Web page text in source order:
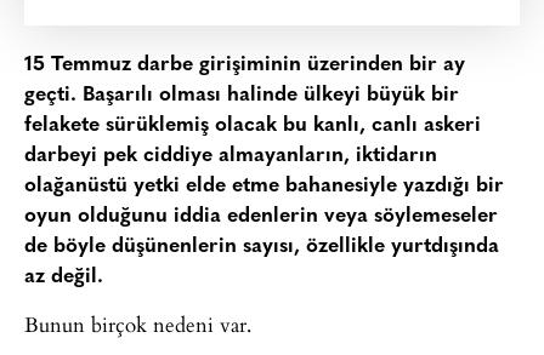
15 Temmuz darbe girişiminin üzerinden bir ay
geçti. Başarılı olması halinde ülkeyi büyük bir
felakete sürüklemiş olacak bu kanlı, canlı askeri
darbeyi pek ciddiye almayanların, iktidarın
olağanüstü yetki elde etme bahanesiyle yazdığı bir
oyun olduğunu iddia edenlerin veya söylemeseler
de böyle düşünenlerin sayısı, özellikle yurtdışında
az değil.
Bunun birçok nedeni var.